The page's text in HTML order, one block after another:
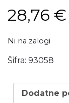
28,76 €
Ni na zalogi
Šifra: 93058
Dodatne